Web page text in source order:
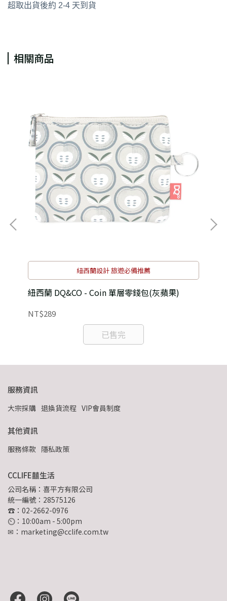
超取出貨後約 2-4 天到貨
相關商品
紐西蘭設計 旅遊必備推薦
紐西蘭 DQ&CO - Coin 單層零錢包(灰蘋果)
NT$289
已售完
服務資訊
大宗採購 退換貨流程 VIP會員制度
其他資訊
服務條款 隱私政策
CCLIFE囍生活
公司名稱：喜平方有限公司
統一編號：28575126
☎：02-2662-0976
⏲︎：10:00am - 5:00pm
✉：marketing@cclife.com.tw